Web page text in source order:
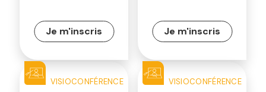
Je m'inscris Je m'inscris
VISIOCONFÉRENCE VISIOCONFÉRENCE